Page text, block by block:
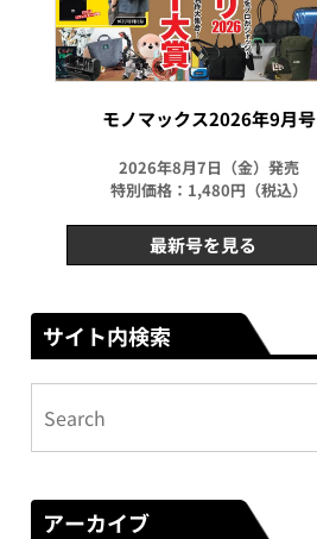
モノマックス2026年9月号
2026年8月7日（金）発売
特別価格：1,480円（税込）
最新号を見る
サイト内検索
アーカイブ